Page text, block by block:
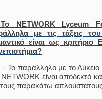
NETWORK Lyceum
με τις τάξεις
είναι ως
- Το παράλληλο με το
NETWORK είναι αποδεκτό
τους παρακάτω